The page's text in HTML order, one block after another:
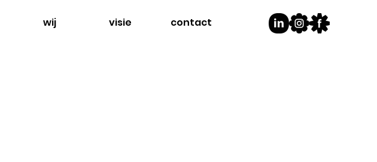
wij visie contact